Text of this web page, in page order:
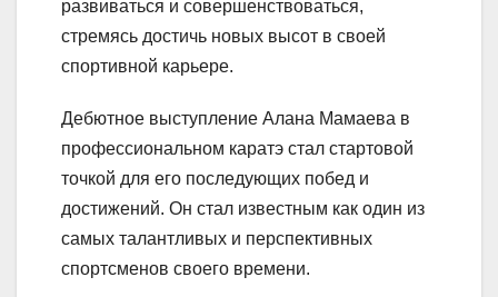
развиваться и совершенствоваться,
стремясь достичь новых высот в своей
спортивной карьере.
Дебютное выступление Алана Мамаева в
профессиональном каратэ стал стартовой
точкой для его последующих побед и
достижений. Он стал известным как один из
самых талантливых и перспективных
спортсменов своего времени.